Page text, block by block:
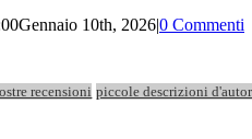
Gennaio 10th, 2026|0 Commenti
recensioni piccole descrizioni